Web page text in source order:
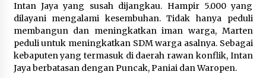
Intan Jaya yang susah dijangkau. Hampir 5.000 yang
dilayani mengalami kesembuhan. Tidak hanya peduli
membangun dan meningkatkan iman warga, Marten
peduli untuk meningkatkan SDM warga asalnya. Sebagai
kebaputen yang termasuk di daerah rawan konflik, Intan
Jaya berbatasan dengan Puncak, Paniai dan Waropen.